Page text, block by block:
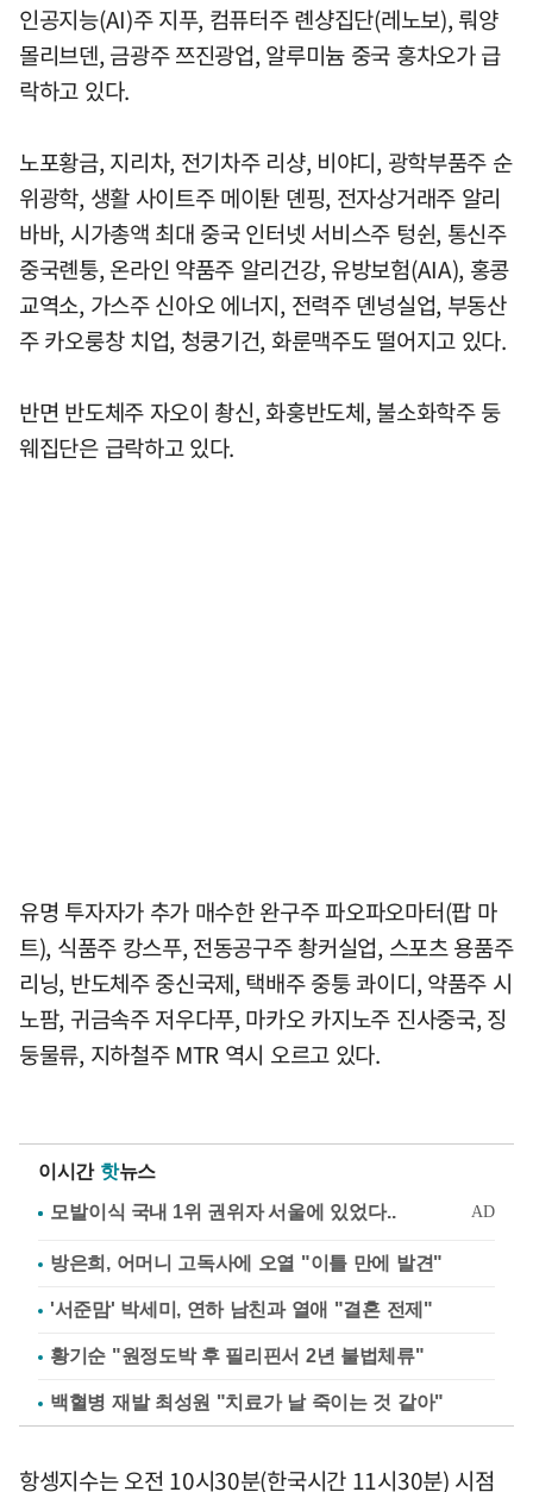
인공지능(AI)주 지푸, 컴퓨터주 롄샹집단(레노보), 뤄양
몰리브덴, 금광주 쯔진광업, 알루미늄 중국 훙차오가 급
락하고 있다.
노포황금, 지리차, 전기차주 리샹, 비야디, 광학부품주 순
위광학, 생활 사이트주 메이퇀 뎬핑, 전자상거래주 알리
바바, 시가총액 최대 중국 인터넷 서비스주 텅쉰, 통신주
중국롄퉁, 온라인 약품주 알리건강, 유방보험(AIA), 홍콩
교역소, 가스주 신아오 에너지, 전력주 뎬넝실업, 부동산
주 카오룽창 치업, 청쿵기건, 화룬맥주도 떨어지고 있다.
반면 반도체주 자오이 촹신, 화훙반도체, 불소화학주 둥
웨집단은 급락하고 있다.
유명 투자자가 추가 매수한 완구주 파오파오마터(팝 마
트), 식품주 캉스푸, 전동공구주 촹커실업, 스포츠 용품주
리닝, 반도체주 중신국제, 택배주 중퉁 콰이디, 약품주 시
노팜, 귀금속주 저우다푸, 마카오 카지노주 진사중국, 징
둥물류, 지하철주 MTR 역시 오르고 있다.
이시간 핫뉴스
방은희, 어머니 고독사에 오열 "이틀 만에 발견"
'서준맘' 박세미, 연하 남친과 열애 "결혼 전제"
황기순 "원정도박 후 필리핀서 2년 불법체류"
백혈병 재발 최성원 "치료가 날 죽이는 것 같아"
항셍지수는 오전 10시30분(한국시간 11시30분) 시점